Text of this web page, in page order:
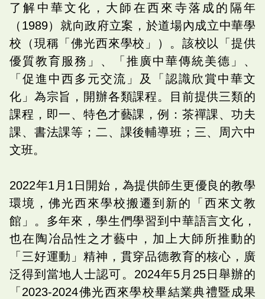
了解中華文化，大師在西來寺落成的隔年
（1989）就向政府立案，於道場內成立中華學
校（現稱「佛光西來學校」）。該校以「提供
優質教育服務」、「推廣中華傳統美德」、
「促進中西多元交流」及「認識欣賞中華文
化」為宗旨，開辦各類課程。目前提供三類的
課程，即一、特色才藝課，例：茶禪課、功夫
課、書法課等；二、課後輔導班；三、周六中
文班。
2022年1月1日開始，為提供師生更優良的教學
環境，佛光西來學校搬遷到新的「西來文教
館」。多年來，學生們學習到中華語言文化，
也在陶冶品性之才藝中，加上大師所推動的
「三好運動」精神，貫穿品德教育的核心，廣
泛得到當地人士認可。2024年5月25日舉辦的
「2023-2024佛光西來學校畢結業典禮暨成果